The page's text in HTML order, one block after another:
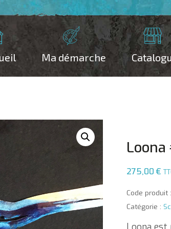
Ma démarche
275,00€
Code produit :
Catégorie :